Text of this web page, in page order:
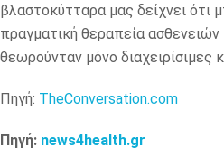
βλαστοκύτταρα μας δείχνει ότι
πραγματική θεραπεία
θεωρούνταν μόνο διαχειρίσιμες
Πηγή: TheConversation.com
Πηγή: news4health.gr